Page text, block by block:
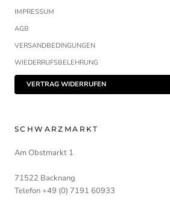
IMPRESSUM
AGB
VERSANDBEDINGUNGEN
WIEDERRUFSBELEHRUNG
VERTRAG WIDERRUFEN
SCHWARZMARKT
Am Obstmarkt 1
71522 Backnang
Telefon +49 (0) 7191 60933